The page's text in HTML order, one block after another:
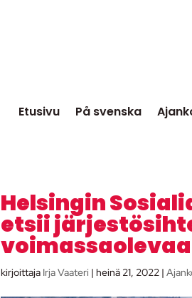
Etusivu På svenska
Helsingin
etsii
kirjoittaja Irja Vaateri |heinä 21, 2022 |